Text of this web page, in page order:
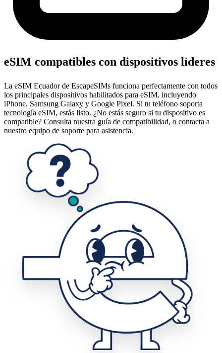
eSIM compatibles con dispositivos líderes
La eSIM Ecuador de EscapeSIMs funciona perfectamente con todos
los principales dispositivos habilitados para eSIM, incluyendo
iPhone, Samsung Galaxy y Google Pixel. Si tu teléfono soporta
tecnología eSIM, estás listo. ¿No estás seguro si tu dispositivo es
compatible? Consulta nuestra guía de compatibilidad, o contacta a
nuestro equipo de soporte para asistencia.